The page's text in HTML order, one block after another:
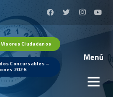
Visores Ciudadanos
Concursables –
2026
Menú